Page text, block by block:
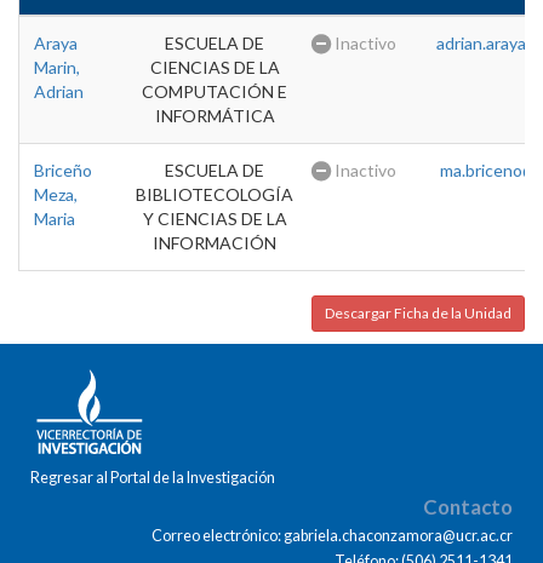
Araya
Marin,
Adrian
ESCUELA DE
CIENCIAS DE LA
COMPUTACIÓN E
INFORMÁTICA
Inactivo
Briceño
Meza,
Maria
ESCUELA DE
BIBLIOTECOLOGÍA
Y CIENCIAS DE LA
INFORMACIÓN
Inactivo
Descargar Ficha de la Unidad
Regresar al Portal de la Investigación
Contacto
Correo electrónico: gabriela.chaconzamora@ucr.ac.cr